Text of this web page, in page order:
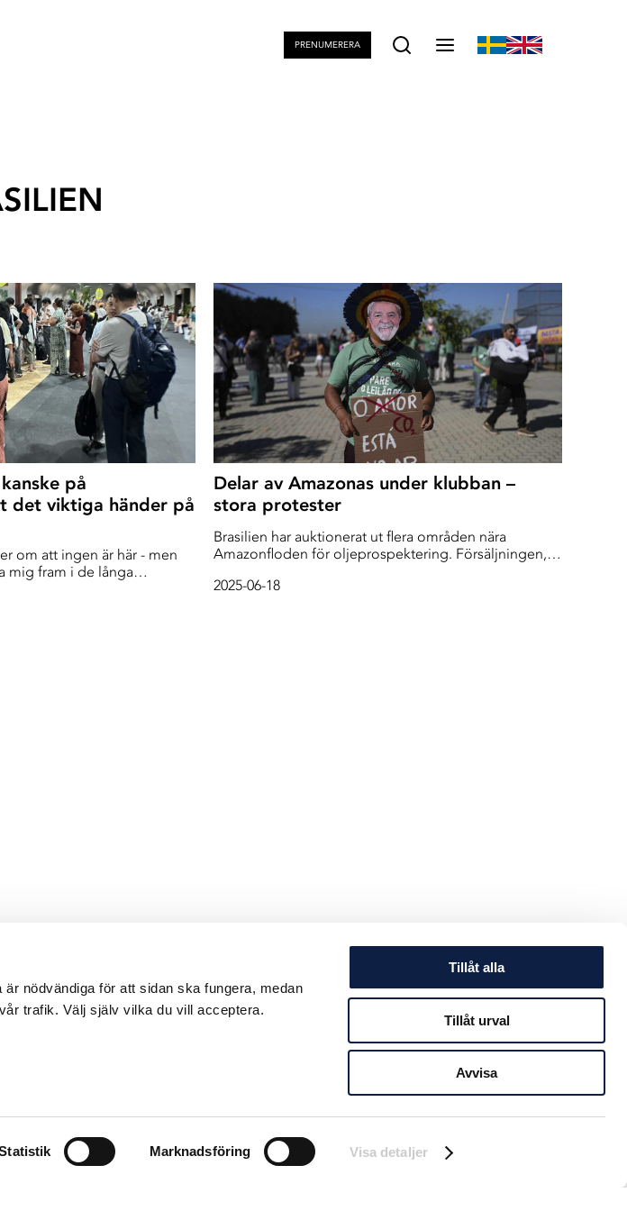
nödvändiga för att sidan ska fungera, medan
trafik. Välj själv vilka du vill acceptera.
Marknadsföring Visa detaljer
Tillåt alla
Tillåt urval
Avvisa
PRENUMERERA
på
det viktiga händer på
om att ingen är här - men
mig fram i de långa
panelsamtal, så många
Delar av Amazonas under klubban –
stora protester
Brasilien har auktionerat ut flera områden nära
Amazonfloden för oljeprospektering. Försäljningen,
regionen, möts av högljudd kritik från miljögrupper
2025-06-18